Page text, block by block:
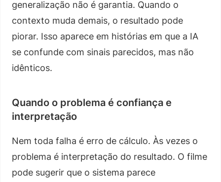
generalização não é garantia. Quando o
contexto muda demais, o resultado pode
piorar. Isso aparece em histórias em que a IA
se confunde com sinais parecidos, mas não
idênticos.
Quando o problema é confiança e
interpretação
Nem toda falha é erro de cálculo. Às vezes o
problema é interpretação do resultado. O filme
pode sugerir que o sistema parece